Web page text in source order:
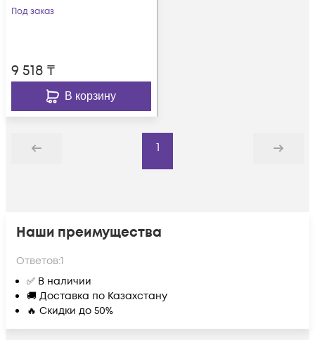
SC/APC
Под заказ
9 518 ₸
В корзину
Назад
1
Дальше
Наши преимущества
Ответов:1
✅ В наличии
🚚 Доставка по Казахстану
🔥 Скидки до 50%